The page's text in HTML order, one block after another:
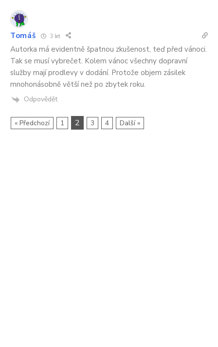
Tomáš 3 let
Autorka má evidentně špatnou zkušenost, teď před vánoci.
Tak se musí vybrečet. Kolem vánoc všechny dopravní
služby mají prodlevy v dodání. Protože objem zásilek
mnohonásobně větší než po zbytek roku.
Odpovědět
« Předchozí 1 2 3 4 Další »